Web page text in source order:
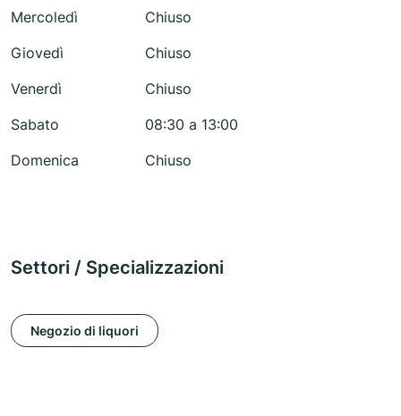
Mercoledì
Chiuso
Giovedì
Chiuso
Venerdì
Chiuso
Sabato
08:30 a 13:00
Domenica
Chiuso
Settori / Specializzazioni
Negozio di liquori